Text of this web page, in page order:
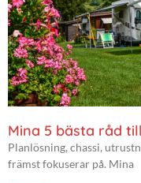
Mina 5 bästa råd
Planlösning, chassi,
främst fokuserar på. Mina